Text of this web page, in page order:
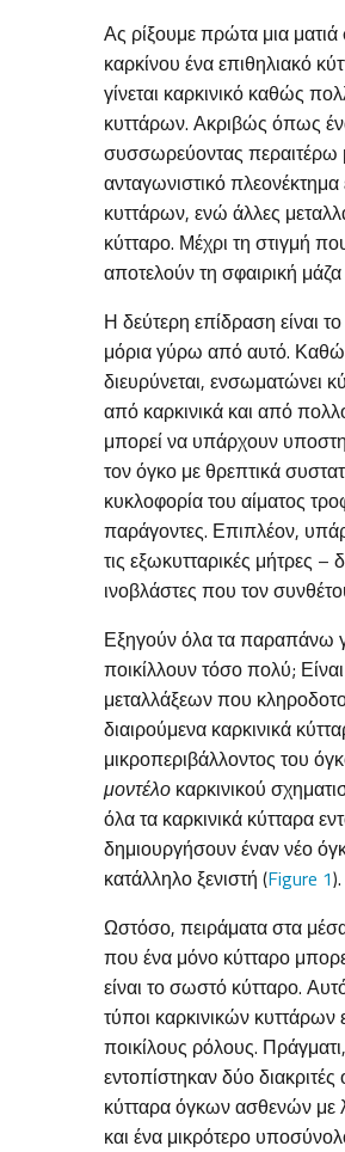
Ας ρίξουμε πρώτα μια ματιά
καρκίνου ένα επιθηλιακό
γίνεται καρκινικό καθώς
κυττάρων. Ακριβώς όπως
συσσωρεύοντας περαιτέρω
ανταγωνιστικό
κυττάρων, ενώ άλλες
κύτταρο. Μέχρι τη στιγμή
αποτελούν τη σφαιρική μάζα
Η δεύτερη επίδραση είναι
μόρια γύρω από αυτό. Καθώς
διευρύνεται, ενσωματώνει
από καρκινικά και από
μπορεί να υπάρχουν
τον όγκο με θρεπτικά
κυκλοφορία του αίματος
παράγοντες. Επιπλέον,
τις εξωκυτταρικές μήτρες –
ινοβλάστες που τον
Εξηγούν όλα τα παραπάνω
ποικίλλουν τόσο πολύ;
μεταλλάξεων που
διαιρούμενα καρκινικά
μικροπεριβάλλοντος του
μοντέλο καρκινικού
όλα τα καρκινικά κύτταρα
δημιουργήσουν έναν νέο
κατάλληλο ξενιστή (Figure 1).
Ωστόσο, πειράματα στα
που ένα μόνο κύτταρο
είναι το σωστό κύτταρο.
τύποι καρκινικών
ποικίλους ρόλους.
εντοπίστηκαν δύο
κύτταρα όγκων ασθενών με
και ένα μικρότερο